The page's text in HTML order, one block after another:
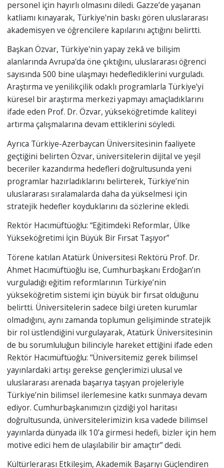
personel için hayırlı olmasını diledi. Gazze’de yaşanan
katliamı kınayarak, Türkiye'nin baskı gören uluslararası
akademisyen ve öğrencilere kapılarını açtığını belirtti.
Başkan Özvar, Türkiye'nin yapay zekâ ve bilişim
alanlarında Avrupa'da öne çıktığını, uluslararası öğrenci
sayısında 500 bine ulaşmayı hedeflediklerini vurguladı.
Araştırma ve yenilikçilik odaklı programlarla Türkiye’yi
küresel bir araştırma merkezi yapmayı amaçladıklarını
ifade eden Prof. Dr. Özvar, yükseköğretimde kaliteyi
artırma çalışmalarına devam ettiklerini söyledi.
Ayrıca Türkiye-Azerbaycan Üniversitesinin faaliyete
geçtiğini belirten Özvar, üniversitelerin dijital ve yeşil
beceriler kazandırma hedefleri doğrultusunda yeni
programlar hazırladıklarını belirterek, Türkiye’nin
uluslararası sıralamalarda daha da yükselmesi için
stratejik hedefler koyduklarını da sözlerine ekledi.
Rektör Hacımüftüoğlu: “Eğitimdeki Reformlar, Ülke
Yükseköğretimi İçin Büyük Bir Fırsat Taşıyor”
Törene katılan Atatürk Üniversitesi Rektörü Prof. Dr.
Ahmet Hacımüftüoğlu ise, Cumhurbaşkanı Erdoğan’ın
vurguladığı eğitim reformlarının Türkiye’nin
yükseköğretim sistemi için büyük bir fırsat olduğunu
belirtti. Üniversitelerin sadece bilgi üreten kurumlar
olmadığını, aynı zamanda toplumun gelişiminde stratejik
bir rol üstlendiğini vurgulayarak, Atatürk Üniversitesinin
de bu sorumluluğun bilinciyle hareket ettiğini ifade eden
Rektör Hacımüftüoğlu: “Üniversitemiz gerek bilimsel
yayınlardaki artışı gerekse gençlerimizi ulusal ve
uluslararası arenada başarıya taşıyan projeleriyle
Türkiye’nin bilimsel ilerlemesine katkı sunmaya devam
ediyor. Cumhurbaşkanımızın çizdiği yol haritası
doğrultusunda, üniversitelerimizin kısa vadede bilimsel
yayınlarda dünyada ilk 10’a girmesi hedefi, bizler için hem
motive edici hem de ulaşılabilir bir amaçtır” dedi.
Kültürlerarası Etkileşim, Akademik Başarıyı Güçlendiren